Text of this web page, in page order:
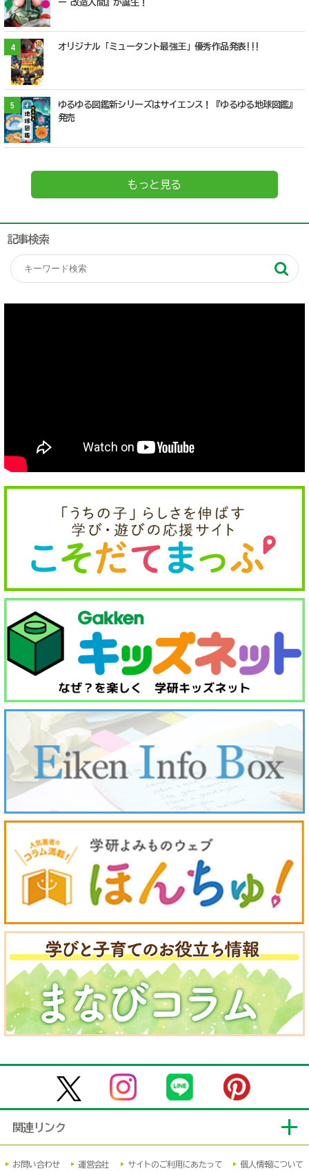
ー 改造人間』が誕生！
4 オリジナル「ミュータント最強王」優秀作品発表!!!
5
ゆるゆる図鑑新シリーズはサイエンス！『ゆるゆる地球図鑑』
発売
もっと見る
記事検索
関連リンク
お問い合わせ 運営会社 サイトのご利用にあたって 個人情報について